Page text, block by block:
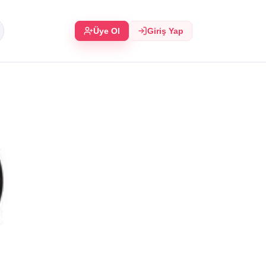
Üye Ol Giriş Yap